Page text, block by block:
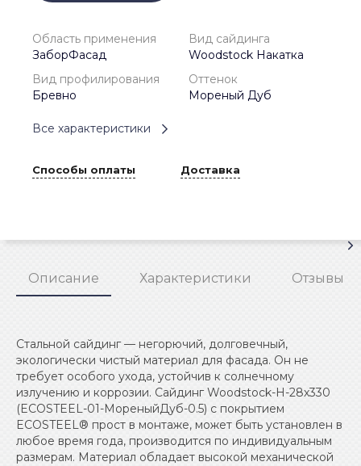
Область применения
ЗаборФасад
Вид сайдинга
Woodstock Накатка
Вид профилирования
Бревно
Оттенок
Мореный Дуб
Все характеристики
Способы оплаты Доставка
Описание Характеристики Отзывы
Стальной сайдинг — негорючий, долговечный,
экологически чистый материал для фасада. Он не
требует особого ухода, устойчив к солнечному
излучению и коррозии. Сайдинг Woodstock-Н-28х330
(ECOSTEEL-01-МореныйДуб-0.5) с покрытием
ECOSTEEL® прост в монтаже, может быть установлен в
любое время года, производится по индивидуальным
размерам. Материал обладает высокой механической